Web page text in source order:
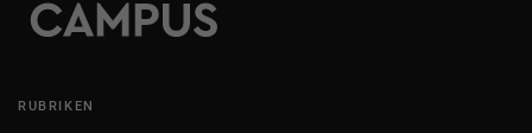
RUBRIKEN